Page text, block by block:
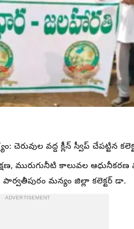
చెరువుల వద్ద క్లీన్ స్వీప్ చేపట్టిన
మురుగునీటి కాలువల
మన్యం జిల్లా కలెక్టర్ డా.
ADVERTISEMENT